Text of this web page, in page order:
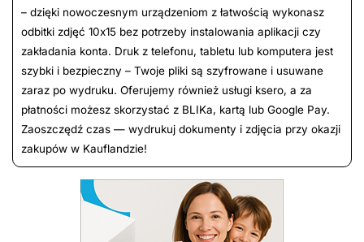
– dzięki nowoczesnym urządzeniom z łatwością wykonasz
odbitki zdjęć 10x15 bez potrzeby instalowania aplikacji czy
zakładania konta. Druk z telefonu, tabletu lub komputera jest
szybki i bezpieczny – Twoje pliki są szyfrowane i usuwane
zaraz po wydruku. Oferujemy również usługi ksero, a za
płatności możesz skorzystać z BLIKa, kartą lub Google Pay.
Zaoszczędź czas — wydrukuj dokumenty i zdjęcia przy okazji
zakupów w Kauflandzie!